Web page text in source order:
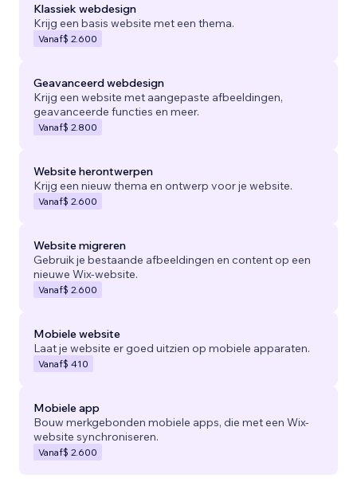
Klassiek webdesign
Krijg een basis website met een thema.
Vanaf$ 2.600
Geavanceerd webdesign
Krijg een website met aangepaste afbeeldingen,
geavanceerde functies en meer.
Vanaf$ 2.800
Website herontwerpen
Krijg een nieuw thema en ontwerp voor je website.
Vanaf$ 2.600
Website migreren
Gebruik je bestaande afbeeldingen en content op een
nieuwe Wix-website.
Vanaf$ 2.600
Mobiele website
Laat je website er goed uitzien op mobiele apparaten.
Vanaf$ 410
Mobiele app
Bouw merkgebonden mobiele apps, die met een Wix-
website synchroniseren.
Vanaf$ 2.600